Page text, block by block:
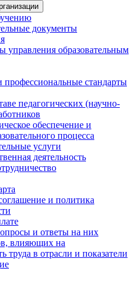
документы
управления образовательным
профессиональные стандарты
педагогических (научно-
обеспечение и
процесса
услуги
деятельность
и политика
и ответы на них
влияющих на
труда в отрасли и показатели